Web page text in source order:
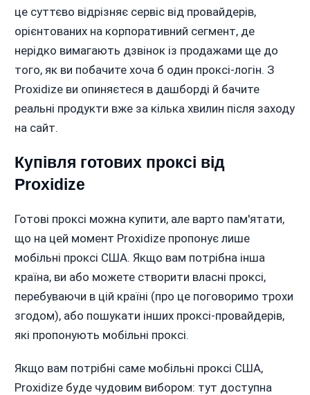
це суттєво відрізняє сервіс від провайдерів,
орієнтованих на корпоративний сегмент, де
нерідко вимагають дзвінок із продажами ще до
того, як ви побачите хоча б один проксі-логін. З
Proxidize ви опиняєтеся в дашборді й бачите
реальні продукти вже за кілька хвилин після заходу
на сайт.
Купівля готових проксі від
Proxidize
Готові проксі можна купити, але варто пам'ятати,
що на цей момент Proxidize пропонує лише
мобільні проксі США. Якщо вам потрібна інша
країна, ви або можете створити власні проксі,
перебуваючи в цій країні (про це поговоримо трохи
згодом), або пошукати інших проксі-провайдерів,
які пропонують мобільні проксі.
Якщо вам потрібні саме мобільні проксі США,
Proxidize буде чудовим вибором: тут доступна